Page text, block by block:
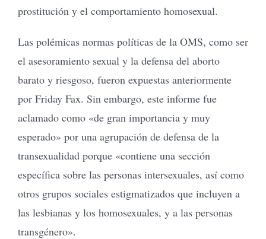
prostitución y el comportamiento homosexual.
Las polémicas normas políticas de la OMS, como ser
el asesoramiento sexual y la defensa del aborto
barato y riesgoso, fueron expuestas anteriormente
por Friday Fax. Sin embargo, este informe fue
aclamado como «de gran importancia y muy
esperado» por una agrupación de defensa de la
transexualidad porque «contiene una sección
específica sobre las personas intersexuales, así como
otros grupos sociales estigmatizados que incluyen a
las lesbianas y los homosexuales, y a las personas
transgénero».